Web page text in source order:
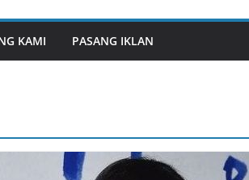
KAMI PASANG IKLAN